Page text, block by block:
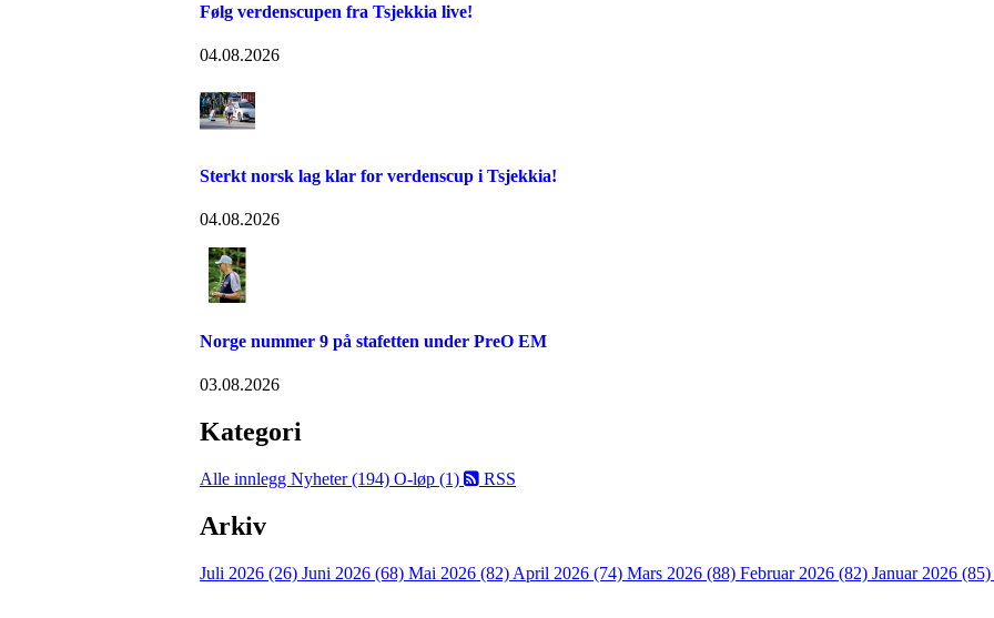
Følg verdenscupen fra Tsjekkia live!
04.08.2026
Sterkt norsk lag klar for verdenscup i Tsjekkia!
04.08.2026
Norge nummer 9 på stafetten under PreO EM
03.08.2026
Kategori
Alle innlegg Nyheter (194) O-løp (1) RSS
Arkiv
Juli 2026 (26) Juni 2026 (68) Mai 2026 (82) April 2026 (74) Mars 2026 (88) Februar 2026 (82) Januar 2026 (85)